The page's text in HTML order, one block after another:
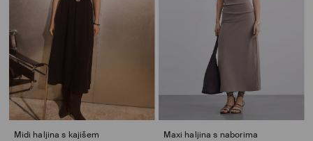
Midi haljina s kajišem
Maxi haljina s naborima